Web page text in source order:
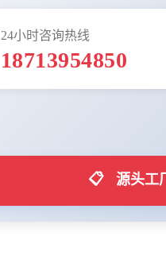
24小时咨询热线
18713954850
📋 源头工